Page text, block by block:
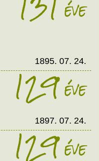
éve
1895. 07. 24.
129éve
1897. 07. 24.
129éve